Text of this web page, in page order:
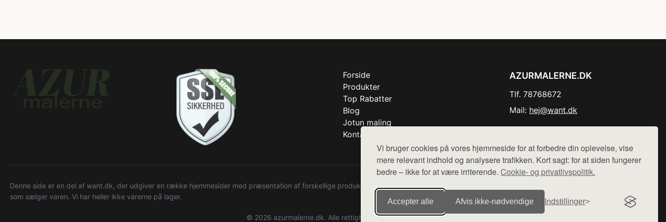
Vi bruger cookies på vores hjemmeside for at forbedre din oplevelse, vise
mere relevant indhold og analysere trafikken. Kort sagt: for at siden fungerer
bedre – ikke for at være irriterende. Cookie- og privatlivspolitik.
Accepter alle Afvis ikke‑nødvendige Indstillinger
Forside
Produkter
Top Rabatter
Blog
Jotun maling
Kontakt
AZURMALERNE.DK
Tlf. 78768672
Mail: hej@want.dk
Denne side er en del af want.dk, der udgiver en række hjemmesider med præsentation af forskellige produkter fra diverse webshops. Der sælges ikke varer fra denne side - vi henviser til de shops,
som sælger varen. Vi har heller ikke varerne på lager.
© 2026 azurmalerne.dk. Alle rettigheder forbeholdes.